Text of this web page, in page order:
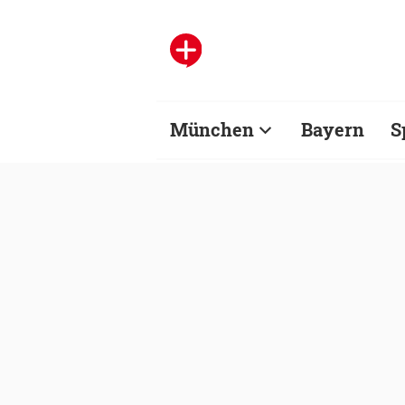
München Bayern